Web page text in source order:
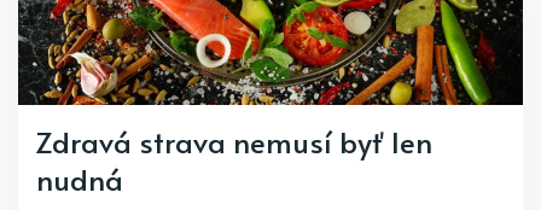
Zdravá strava nemusí byť len
nudná